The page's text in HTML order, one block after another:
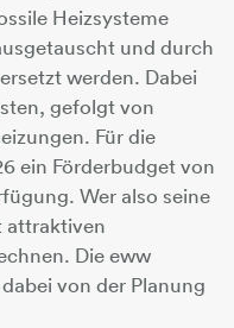
Heizsysteme
und durch
werden. Dabei
gefolgt von
Für die
ein Förderbudget von
Wer also seine
attraktiven
Die eww
von der Planung